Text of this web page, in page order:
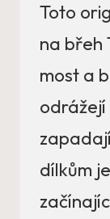
Toto
na břeh
most a
dílkům